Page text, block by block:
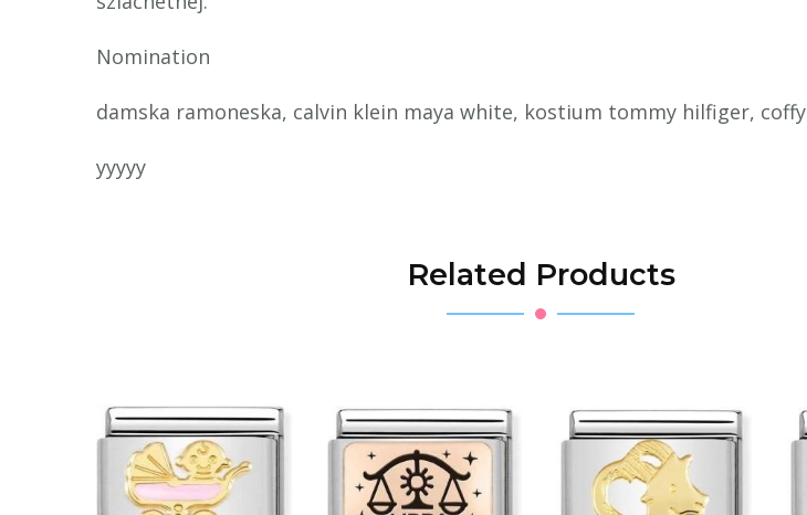
Nomination
damska ramoneska, calvin klein maya white, kostium tommy hilfiger, coffy
yyyyy
Related Products